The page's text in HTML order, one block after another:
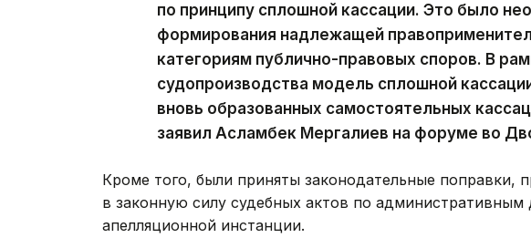
по принципу сплошной кассации. Это было
формирования надлежащей
категориям публично-правовых споров. В
судопроизводства модель сплошной
вновь образованных самостоятельных
заявил Асламбек Мергалиев на форуме во
Кроме того, были приняты законодательные поправки,
в законную силу судебных актов по административным
апелляционной инстанции.